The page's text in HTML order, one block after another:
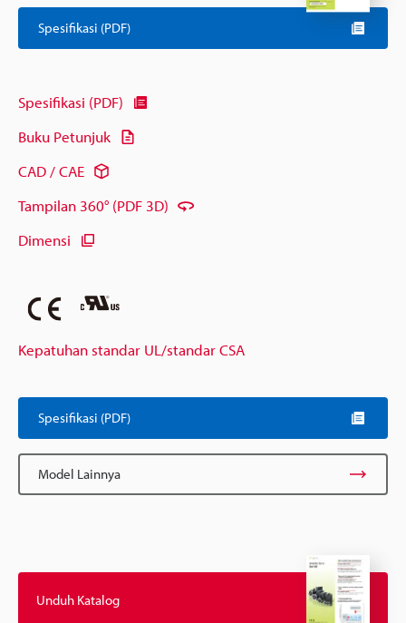
Spesifikasi (PDF)
Spesifikasi (PDF)
Buku Petunjuk
CAD / CAE
Tampilan 360° (PDF 3D)
Dimensi
Kepatuhan standar UL/standar CSA
Spesifikasi (PDF)
Model Lainnya
Unduh Katalog